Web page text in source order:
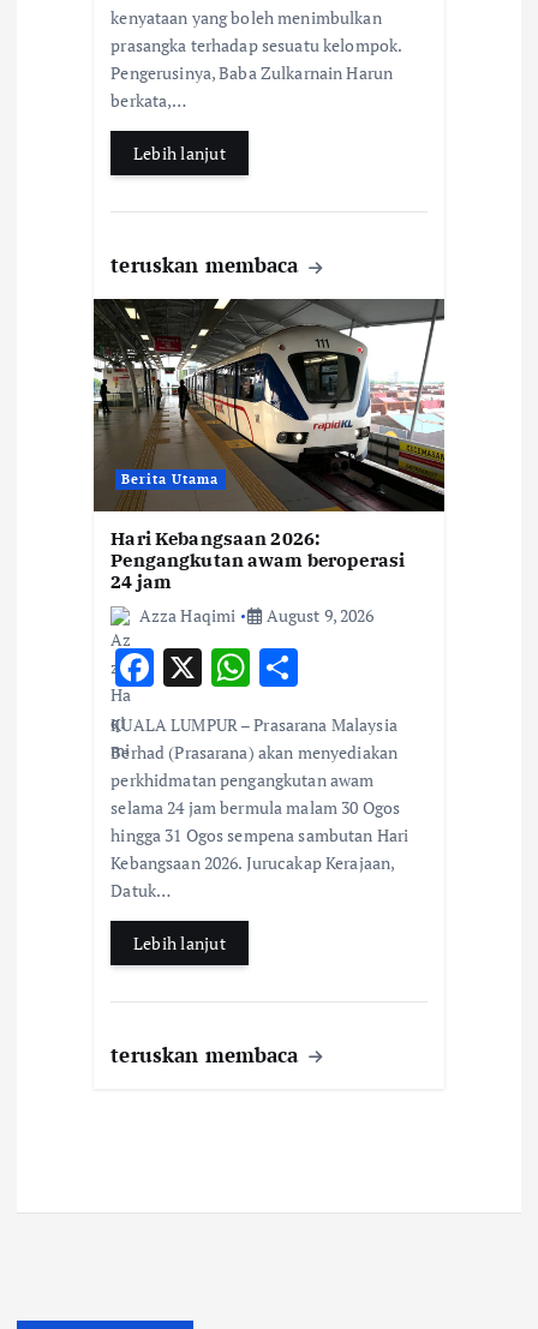
o
k
p
p
kenyataan yang boleh menimbulkan
prasangka terhadap sesuatu kelompok.
Pengerusinya, Baba Zulkarnain Harun
berkata,…
Lebih lanjut
teruskan membaca
Berita Utama
Hari Kebangsaan 2026:
Pengangkutan awam beroperasi
24 jam
Azza Haqimi
August 9, 2026
F
ac
e
b
o
o
k
X W
h
at
s
A
p
ar
e
KUALA LUMPUR – Prasarana Malaysia
Berhad (Prasarana) akan menyediakan
perkhidmatan pengangkutan awam
selama 24 jam bermula malam 30 Ogos
hingga 31 Ogos sempena sambutan Hari
Kebangsaan 2026. Jurucakap Kerajaan,
Datuk…
Lebih lanjut
teruskan membaca